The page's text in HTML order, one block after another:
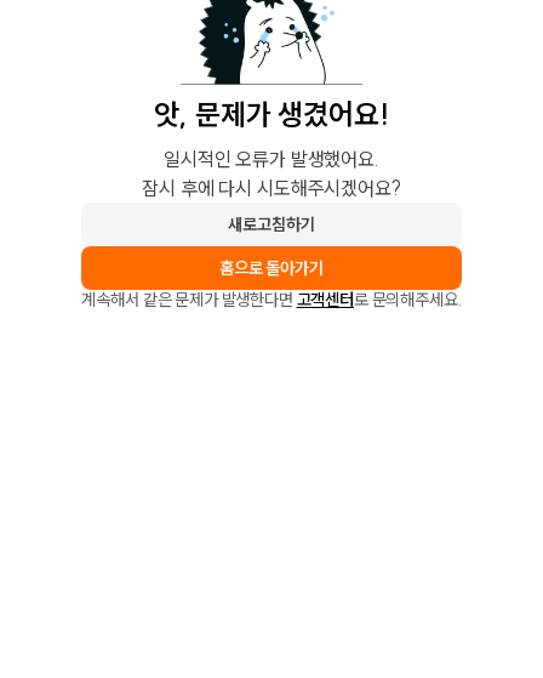
앗, 문제가 생겼어요!
일시적인 오류가 발생했어요.
잠시 후에 다시 시도해주시겠어요?
새로고침하기
홈으로 돌아가기
계속해서 같은 문제가 발생한다면 고객센터로 문의해주세요.